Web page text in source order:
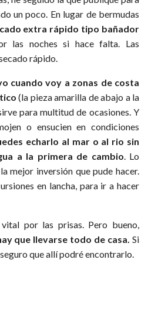
un poco. En lugar de bermudas
extra rápido tipo bañador
las noches si hace falta. Las
rápido.
cuando voy a zonas de costa
(la pieza amarilla de abajo a la
para multitud de ocasiones. Y
o ensucien en condiciones
echarlo al mar o al rio sin
a la primera de cambio. Lo
mejor inversión que pude hacer.
en lancha, para ir a hacer
por las prisas. Pero bueno,
que llevarse todo de casa. Si
que allí podré encontrarlo.